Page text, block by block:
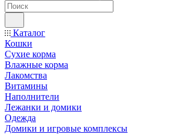
Каталог
Кошки
Сухие корма
Влажные корма
Лакомства
Витамины
Наполнители
Лежанки и домики
Одежда
Домики и игровые комплексы